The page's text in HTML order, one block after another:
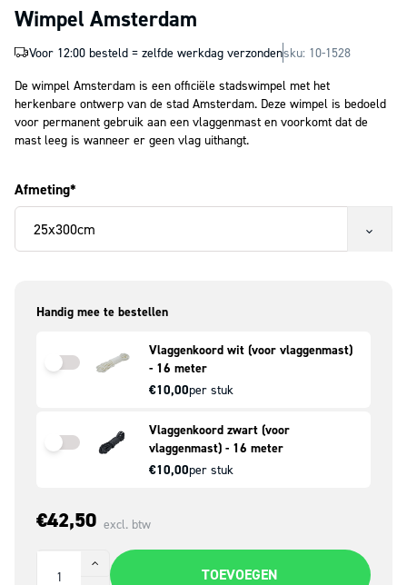
Wimpel Amsterdam
Voor 12:00 besteld = zelfde werkdag verzondensku: 10-1528
De wimpel Amsterdam is een officiële stadswimpel met het
herkenbare ontwerp van de stad Amsterdam. Deze wimpel is bedoeld
voor permanent gebruik aan een vlaggenmast en voorkomt dat de
mast leeg is wanneer er geen vlag uithangt.
Afmeting*
Handig mee te bestellen
Vlaggenkoord wit (voor vlaggenmast)
- 16 meter
€10,00per stuk
Vlaggenkoord zwart (voor
vlaggenmast) - 16 meter
€10,00per stuk
€42,50 excl. btw
TOEVOEGEN